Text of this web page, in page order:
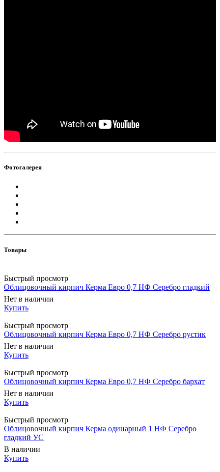
Фотогалерея
Товары
Быстрый просмотр
Облицовочный кирпич Керма Евро 0,7 НФ Серебро гладкий
Нет в наличии
Купить
Быстрый просмотр
Облицовочный кирпич Керма Евро 0,7 НФ Серебро рустик
Нет в наличии
Купить
Быстрый просмотр
Облицовочный кирпич Керма Евро 0,7 НФ Серебро бархат
Нет в наличии
Купить
Быстрый просмотр
Облицовочный кирпич Керма одинарный 1 НФ Серебро
гладкий УС
В наличии
Купить